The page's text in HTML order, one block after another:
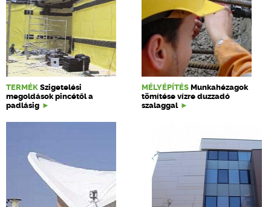
TERMÉK Szigetelési
megoldások pincétől a
padlásig
MÉLYÉPÍTÉS Munkahézagok
tömítése vízre duzzadó
szalaggal